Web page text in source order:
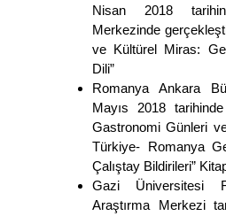
Nisan 2018
Merkezinde
ve Kültürel Miras:
Dili”
Romanya Ankara
Mayıs 2018
Gastronomi Günleri
Türkiye- Romanya
Çalıştay Bildirileri”
Gazi Üniversitesi
Araştırma Merkezi